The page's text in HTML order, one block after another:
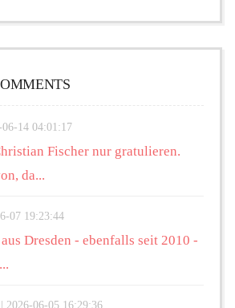
06-14 04:01:17
Fischer nur gratulieren.
da...
07 19:23:44
Dresden - ebenfalls seit 2010 -
2026-06-05 16:29:36